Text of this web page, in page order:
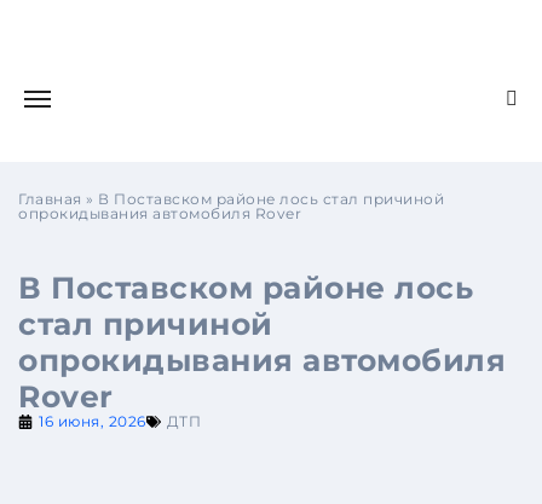
Главная » В Поставском районе лось стал причиной
опрокидывания автомобиля Rover
В Поставском районе лось
стал причиной
опрокидывания автомобиля
Rover
16 июня, 2026 ДТП